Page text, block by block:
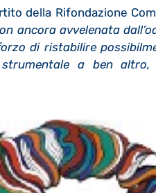
della Rifondazione
ancora avvelenata
di ristabilire
a ben